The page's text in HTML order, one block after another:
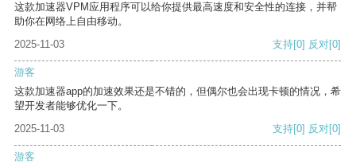
这款加速器VPM应用程序可以给你提供最高速度和安全性的连接，并帮
助你在网络上自由移动。
2025-11-03
支持[0] 反对[0]
游客
这款加速器app的加速效果还是不错的，但偶尔也会出现卡顿的情况，希
望开发者能够优化一下。
2025-11-03
支持[0] 反对[0]
游客